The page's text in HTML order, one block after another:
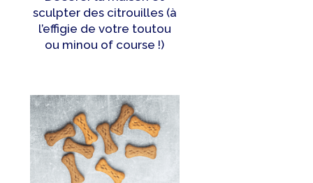
sculpter des citrouilles (à
l’effigie de votre toutou
ou minou of course !)